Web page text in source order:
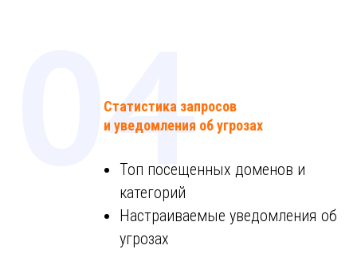
Статистика запросов
и уведомления об угрозах
Топ посещенных доменов и
категорий
Настраиваемые уведомления об
угрозах
04